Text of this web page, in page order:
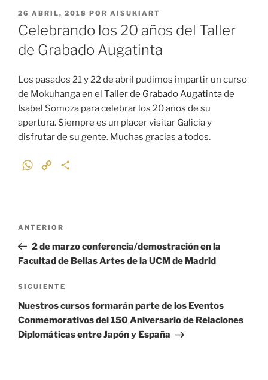
PUBLICADO
EL
26 ABRIL, 2018 POR AISUKIART
Celebrando los 20 años del Taller
de Grabado Augatinta
Los pasados 21 y 22 de abril pudimos impartir un curso
de Mokuhanga en el Taller de Grabado Augatintade
Isabel Somoza para celebrar los 20 años de su
apertura. Siempre es un placer visitar Galicia y
disfrutar de su gente. Muchas gracias a todos.
W
p
p
L
n
k
t
i
entradas
Entrada
anterior:
ANTERIOR
2 de marzo conferencia/demostración en la
Facultad de Bellas Artes de la UCM de Madrid
Siguiente
entrada
SIGUIENTE
Nuestros cursos formarán parte de los Eventos
Conmemorativos del 150 Aniversario de Relaciones
Diplomáticas entre Japón y España